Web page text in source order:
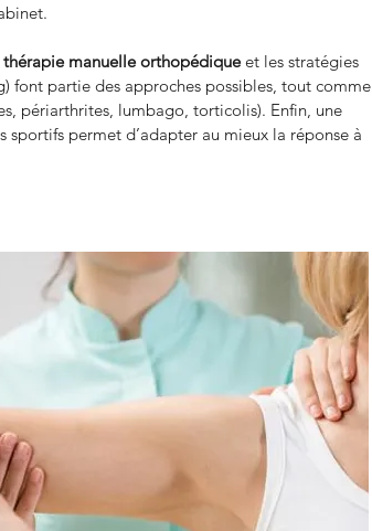
thérapie manuelle orthopédique et les stratégies
font partie des approches possibles, tout comme
périarthrites, lumbago, torticolis). Enfin, une
permet d’adapter au mieux la réponse à